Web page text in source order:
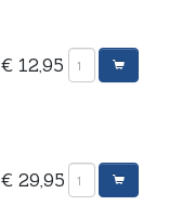
€ 12,95
€ 29,95